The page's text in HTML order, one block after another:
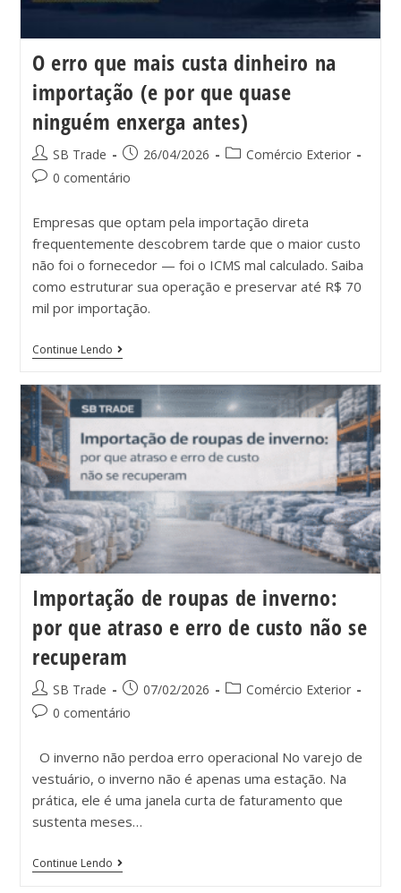
O erro que mais custa dinheiro na
importação (e por que quase
ninguém enxerga antes)
SB Trade 26/04/2026
Comércio Exterior
0 comentário
Empresas que optam pela importação direta
frequentemente descobrem tarde que o maior custo
não foi o fornecedor — foi o ICMS mal calculado. Saiba
como estruturar sua operação e preservar até R$ 70
mil por importação.
Continue Lendo
Importação de roupas de inverno:
por que atraso e erro de custo não se
recuperam
SB Trade 07/02/2026
Comércio Exterior
0 comentário
O inverno não perdoa erro operacional No varejo de
vestuário, o inverno não é apenas uma estação. Na
prática, ele é uma janela curta de faturamento que
sustenta meses…
Continue Lendo